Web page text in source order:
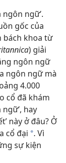
ngữ’.
gốc của
bách khoa từ
) giải
ngôn ngữ
ngôn ngữ mà
4.000
cổ đã khám
hay
này ở đâu? Ở
cổ đại *. Vì
sự kiện